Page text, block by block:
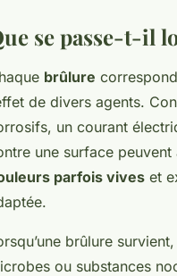
se passe-t-il
brûlure
de divers agents.
un courant
une surface
parfois vives et
brûlure
ou substances